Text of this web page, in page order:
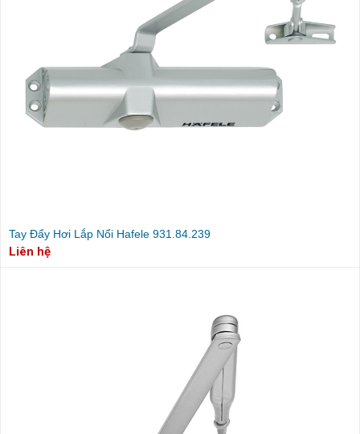
Tay Đẩy Hơi Lắp Nổi Hafele 931.84.239
Liên hệ